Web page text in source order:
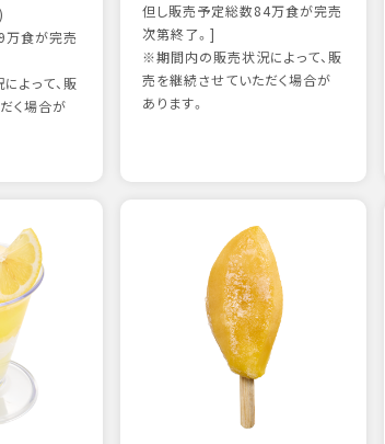
万食が完売
よって、販
く場合が
但し販売予定総数84万食が完売
次第終了。]
※期間内の販売状況によって、販
売を継続させていただく場合が
あります。